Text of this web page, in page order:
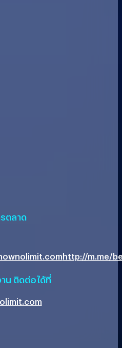
ตลาด
http://m.me/
น ติดต่อได้ที่